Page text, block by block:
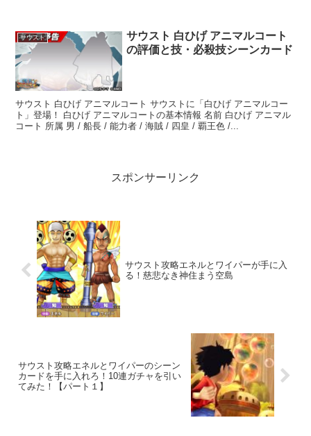
サウスト
サウスト 白ひげ アニマルコート
の評価と技・必殺技シーンカード
サウスト 白ひげ アニマルコート サウストに「白ひげ アニマルコー
ト」登場！ 白ひげ アニマルコートの基本情報 名前 白ひげ アニマル
コート 所属 男 / 船長 / 能力者 / 海賊 / 四皇 / 覇王色 /...
スポンサーリンク
サウスト攻略エネルとワイパーが手に入
る！慈悲なき神住まう空島
サウスト攻略エネルとワイパーのシーン
カードを手に入れろ！10連ガチャを引い
てみた！【パート１】